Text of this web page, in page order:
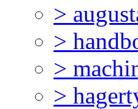
>
>
>
>